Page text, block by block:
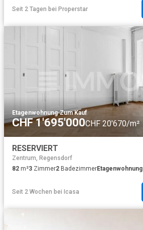
Seit 2 Tagen bei Properstar
Etagenwohnung·Zum Kauf
CHF 1'695'000CHF 20'670/m²
RESERVIERT
Zentrum, Regensdorf
82 m²3 Zimmer2 BadezimmerEtagenwohnung
Seit 2 Wochen bei Icasa